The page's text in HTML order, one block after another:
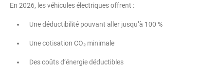
En 2026, les véhicules électriques offrent :
Une déductibilité pouvant aller jusqu’à 100 %
Une cotisation CO₂ minimale
Des coûts d’énergie déductibles